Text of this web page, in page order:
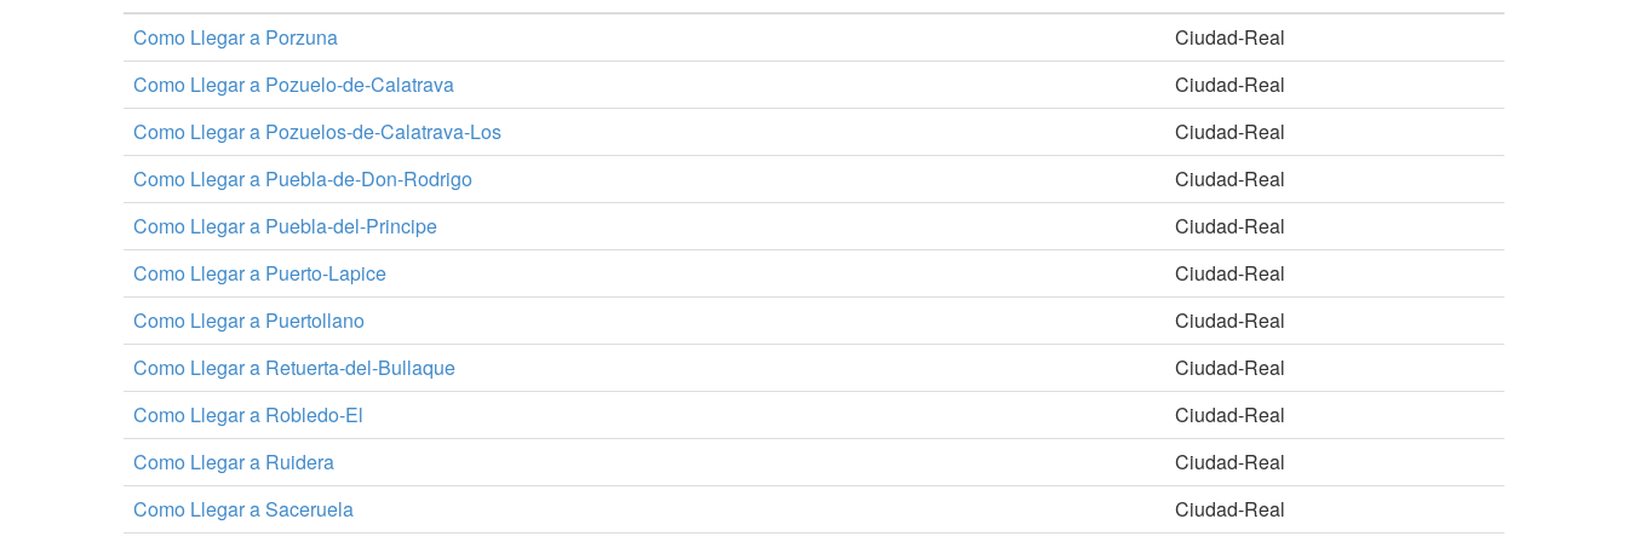
Como Llegar a Porzuna
Ciudad-Real
Como Llegar a Pozuelo-de-Calatrava
Ciudad-Real
Como Llegar a Pozuelos-de-Calatrava-Los
Ciudad-Real
Como Llegar a Puebla-de-Don-Rodrigo
Ciudad-Real
Como Llegar a Puebla-del-Principe
Ciudad-Real
Como Llegar a Puerto-Lapice
Ciudad-Real
Como Llegar a Puertollano
Ciudad-Real
Como Llegar a Retuerta-del-Bullaque
Ciudad-Real
Como Llegar a Robledo-El
Ciudad-Real
Como Llegar a Ruidera
Ciudad-Real
Como Llegar a Saceruela
Ciudad-Real